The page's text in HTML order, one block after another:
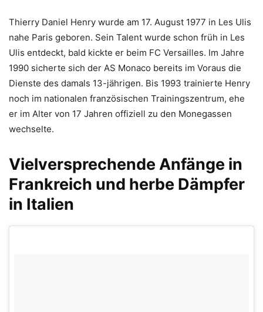
Thierry Daniel Henry wurde am 17. August 1977 in Les Ulis
nahe Paris geboren. Sein Talent wurde schon früh in Les
Ulis entdeckt, bald kickte er beim FC Versailles. Im Jahre
1990 sicherte sich der AS Monaco bereits im Voraus die
Dienste des damals 13-jährigen. Bis 1993 trainierte Henry
noch im nationalen französischen Trainingszentrum, ehe
er im Alter von 17 Jahren offiziell zu den Monegassen
wechselte.
Vielversprechende Anfänge in
Frankreich und herbe Dämpfer
in Italien